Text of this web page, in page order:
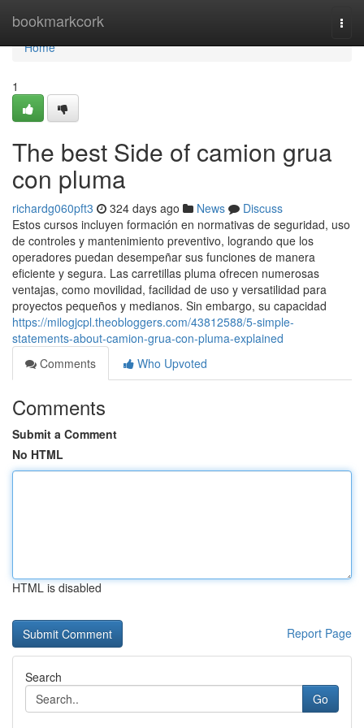
bookmarkcork
Home
Home
1
The best Side of camion grua
con pluma
richardg060pft3 324 days ago News
Discuss
Estos cursos incluyen formación en normativas de seguridad, uso
de controles y mantenimiento preventivo, logrando que los
operadores puedan desempeñar sus funciones de manera
eficiente y segura. Las carretillas pluma ofrecen numerosas
ventajas, como movilidad, facilidad de uso y versatilidad para
proyectos pequeños y medianos. Sin embargo, su capacidad
https://milogjcpl.theobloggers.com/43812588/5-simple-
statements-about-camion-grua-con-pluma-explained
Comments
Who Upvoted
Comments
Submit a Comment
No HTML
HTML is disabled
Report Page
Search
Go